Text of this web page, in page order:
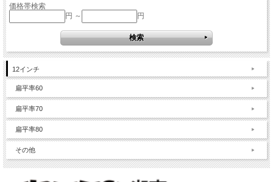
価格帯検索
円 ～
円
12インチ
扁平率60
扁平率70
扁平率80
その他